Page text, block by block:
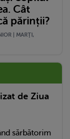
Cât
părinții?
| MARŢI,
de Ziua
sărbătorim